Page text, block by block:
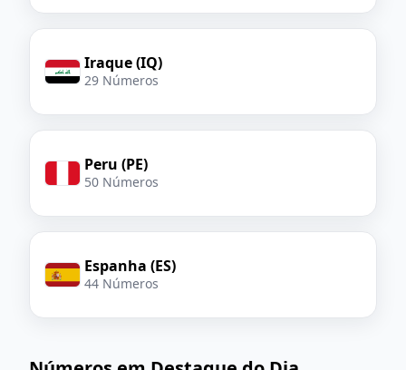
Iraque (IQ)
29 Números
Peru (PE)
50 Números
Espanha (ES)
44 Números